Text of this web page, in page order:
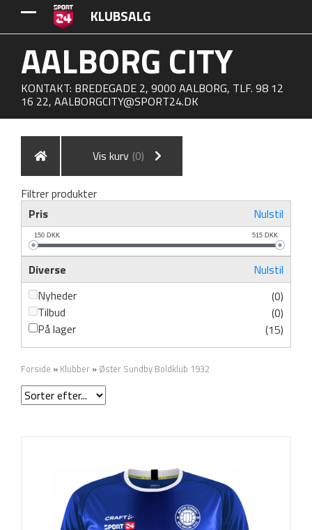
KLUBSALG
AALBORG CITY
KONTAKT: BREDEGADE 2, 9000 AALBORG, TLF. 98 12
16 22, AALBORGCITY@SPORT24.DK
Vis kurv (0)
Filtrer produkter
Pris
Nulstil
150 DKK 515 DKK
Diverse
Nulstil
Nyheder
(0)
Tilbud
(0)
På lager
(15)
Forside » Klubber » Øster Sundby Boldklub 1932